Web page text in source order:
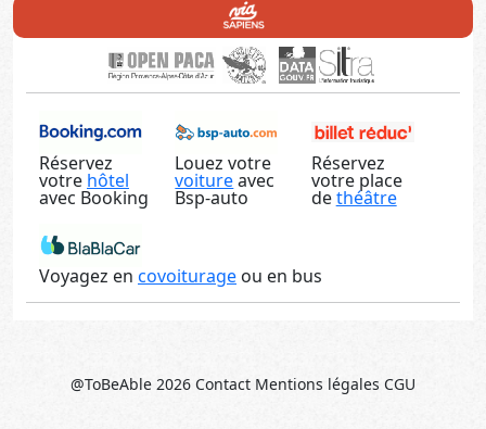
Réservez
votre hôtel
avec Booking
Louez votre
voitureavec
Bsp-auto
Réservez
votre place
dethéâtre
Voyagez en covoiturage ou en bus
@ToBeAble 2026 Contact Mentions légales CGU